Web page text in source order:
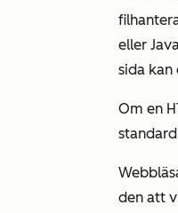
eller
sida kan
Om en
den att